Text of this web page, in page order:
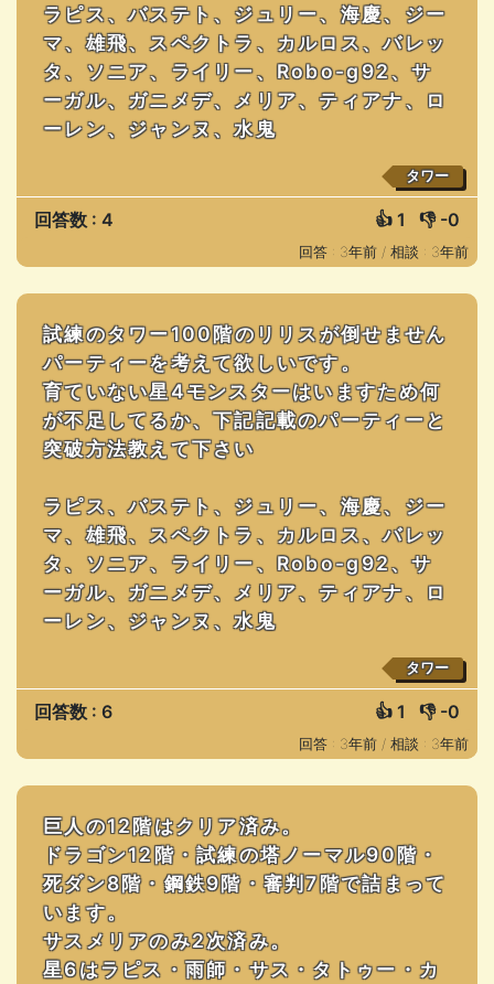
ラピス、バステト、ジュリー、海慶、ジー
マ、雄飛、スペクトラ、カルロス、バレッ
タ、ソニア、ライリー、Robo-g92、サ
ーガル、ガニメデ、メリア、ティアナ、ロ
ーレン、ジャンヌ、水鬼
タワー
回答数 : 4 👍 1 👎 -0
回答 : 3年前 / 相談 : 3年前
試練のタワー100階のリリスが倒せません
パーティーを考えて欲しいです。
育ていない星4モンスターはいますため何
が不足してるか、下記記載のパーティーと
突破方法教えて下さい
ラピス、バステト、ジュリー、海慶、ジー
マ、雄飛、スペクトラ、カルロス、バレッ
タ、ソニア、ライリー、Robo-g92、サ
ーガル、ガニメデ、メリア、ティアナ、ロ
ーレン、ジャンヌ、水鬼
タワー
回答数 : 6 👍 1 👎 -0
回答 : 3年前 / 相談 : 3年前
巨人の12階はクリア済み。
ドラゴン12階・試練の塔ノーマル90階・
死ダン8階・鋼鉄9階・審判7階で詰まって
います。
サスメリアのみ2次済み。
星6はラピス・雨師・サス・タトゥー・カ